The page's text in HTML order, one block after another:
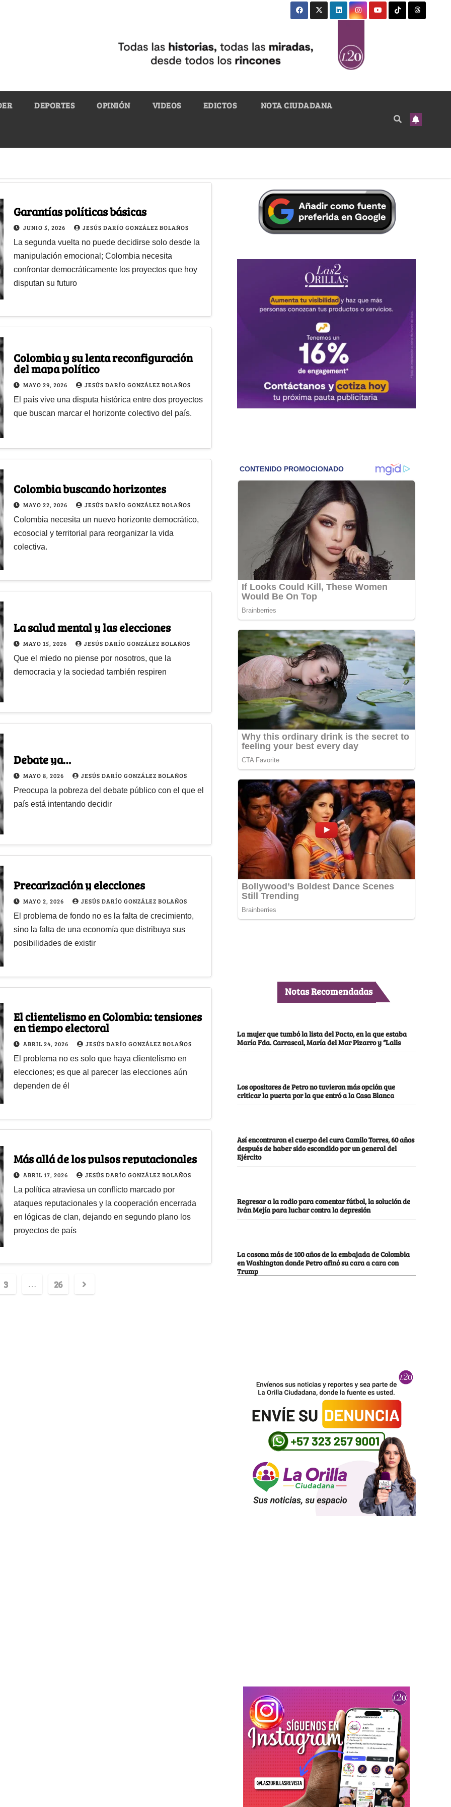
DEPORTES OPINIÓN VIDEOS EDICTOS NOTA CIUDADANA
Garantías políticas básicas
JUNIO 5, 2026 JESÚS DARÍO GONZÁLEZ BOLAÑOS
La segunda vuelta no puede decidirse solo desde la
manipulación emocional; Colombia necesita
confrontar democráticamente los proyectos que hoy
disputan su futuro
Colombia y su lenta reconfiguración
del mapa político
MAYO 29, 2026 JESÚS DARÍO GONZÁLEZ BOLAÑOS
El país vive una disputa histórica entre dos proyectos
que buscan marcar el horizonte colectivo del país.
Colombia buscando horizontes
MAYO 22, 2026 JESÚS DARÍO GONZÁLEZ BOLAÑOS
Colombia necesita un nuevo horizonte democrático,
ecosocial y territorial para reorganizar la vida
colectiva.
La salud mental y las elecciones
MAYO 15, 2026 JESÚS DARÍO GONZÁLEZ BOLAÑOS
Que el miedo no piense por nosotros, que la
democracia y la sociedad también respiren
Debate ya…
MAYO 8, 2026 JESÚS DARÍO GONZÁLEZ BOLAÑOS
Preocupa la pobreza del debate público con el que el
país está intentando decidir
Precarización y elecciones
MAYO 2, 2026 JESÚS DARÍO GONZÁLEZ BOLAÑOS
El problema de fondo no es la falta de crecimiento,
sino la falta de una economía que distribuya sus
posibilidades de existir
El clientelismo en Colombia: tensiones
en tiempo electoral
ABRIL 24, 2026 JESÚS DARÍO GONZÁLEZ BOLAÑOS
El problema no es solo que haya clientelismo en
elecciones; es que al parecer las elecciones aún
dependen de él
Más allá de los pulsos reputacionales
ABRIL 17, 2026 JESÚS DARÍO GONZÁLEZ BOLAÑOS
La política atraviesa un conflicto marcado por
ataques reputacionales y la cooperación encerrada
en lógicas de clan, dejando en segundo plano los
proyectos de país
3 … 26
Notas Recomendadas
La mujer que tumbó la lista del Pacto, en la que estaba
María Fda. Carrascal, María del Mar Pizarro y “Lalis
Los opositores de Petro no tuvieron más opción que
criticar la puerta por la que entró a la Casa Blanca
Así encontraron el cuerpo del cura Camilo Torres, 60 años
después de haber sido escondido por un general del
Ejército
Regresar a la radio para comentar fútbol, la solución de
Iván Mejía para luchar contra la depresión
La casona más de 100 años de la embajada de Colombia
en Washington donde Petro afinó su cara a cara con
Trump